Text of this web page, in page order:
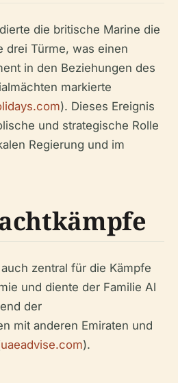
die britische Marine die
drei Türme, was einen
in den Beziehungen des
markierte
). Dieses Ereignis
und strategische Rolle
Regierung und im
zentral für die Kämpfe
und diente der Familie Al
der
mit anderen Emiraten und
uaeadvise.com).